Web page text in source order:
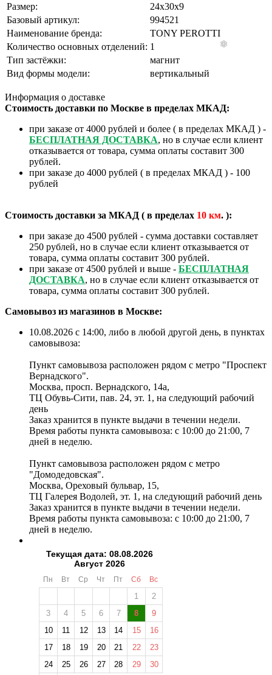
Размер:
24х30х9
Базовый артикул:
994521
Наименование бренда:
TONY PEROTTI
Количество основных отделений: 1
Тип застёжки:
магнит
Вид формы модели:
вертикальный
Информация о доставке
Стоимость доставки по Москве в пределах МКАД:
при заказе от 4000 рублей и более ( в пределах МКАД ) -
БЕСПЛАТНАЯ ДОСТАВКА, но в случае если клиент
отказывается от товара, сумма оплаты составит 300
рублей.
при заказе до 4000 рублей ( в пределах МКАД ) - 100
рублей
Стоимость доставки за МКАД ( в пределах 10 км. ):
при заказе до 4500 рублей - сумма доставки составляет
250 рублей, но в случае если клиент отказывается от
товара, сумма оплаты составит 300 рублей.
при заказе от 4500 рублей и выше - БЕСПЛАТНАЯ
ДОСТАВКА, но в случае если клиент отказывается от
товара, сумма оплаты составит 300 рублей.
Самовывоз из магазинов в Москве:
10.08.2026 с 14:00, либо в любой другой день, в пунктах
самовывоза:
Пункт самовывоза расположен рядом с метро "Проспект
Вернадского".
Москва, просп. Вернадского, 14а,
ТЦ Обувь-Сити, пав. 24, эт. 1, на следующий рабочий
день
Заказ хранится в пункте выдачи в течении недели.
Время работы пункта самовывоза: с 10:00 до 21:00, 7
дней в неделю.
Пункт самовывоза расположен рядом с метро
"Домодедовская".
Москва, Ореховый бульвар, 15,
ТЦ Галерея Водолей, эт. 1, на следующий рабочий день
Заказ хранится в пункте выдачи в течении недели.
Время работы пункта самовывоза: с 10:00 до 21:00, 7
дней в неделю.
Текущая дата: 08.08.2026
Август 2026
Пн Вт Ср Чт Пт Сб Вс
1
2
3
4 5 6 7 8
9
10
11 12 13 14 15
16
17
18 19 20 21 22
23
24
25 26 27 28 29
30